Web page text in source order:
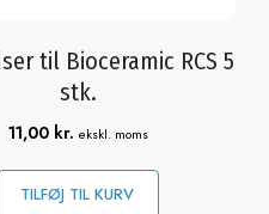
til Bioceramic RCS 5
stk.
11,00 kr. ekskl. moms
TILFØJ TIL KURV